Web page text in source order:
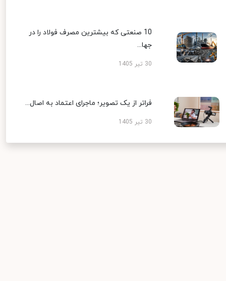
10 صنعتی که بیشترین مصرف فولاد را در
جها...
30 تیر 1405
فراتر از یک تصویر؛ ماجرای اعتماد به اصال...
30 تیر 1405